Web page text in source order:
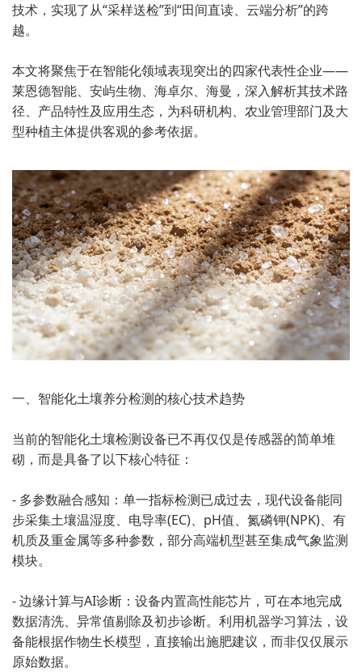
技术，实现了从“采样送检”到“田间直读、云端分析”的跨
越。
本文将聚焦于在智能化领域表现突出的四家代表性企业——
莱恩德智能、安屿生物、海卓尔、海曼，深入解析其技术路
径、产品特性及应用生态，为科研机构、农业管理部门及大
型种植主体提供客观的参考依据。
一、智能化土壤养分检测的核心技术趋势
当前的智能化土壤检测设备已不再仅仅是传感器的简单堆
砌，而是具备了以下核心特征：
- 多参数融合感知：单一指标检测已成过去，现代设备能同
步采集土壤温湿度、电导率(EC)、pH值、氮磷钾(NPK)、有
机质及重金属等多种参数，部分高端机型甚至集成气象监测
模块。
- 边缘计算与AI诊断：设备内置高性能芯片，可在本地完成
数据清洗、异常值剔除及初步诊断。利用机器学习算法，设
备能根据作物生长模型，直接输出施肥建议，而非仅仅展示
原始数据。